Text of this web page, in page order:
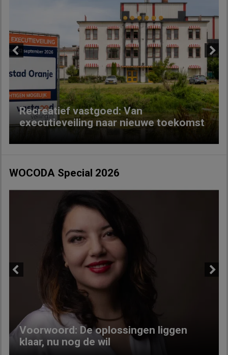
Recreatief vastgoed: Van
executieveiling naar nieuwe toekomst
Next
WOCODA Special 2026
Voorwoord: De oplossingen liggen
klaar, nu nog de wil